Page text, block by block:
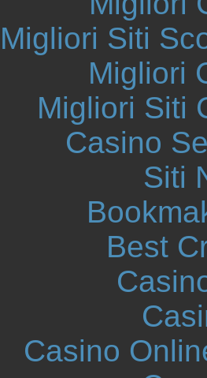
Migliori Siti
Migliori
Migliori Siti
Casino
Siti
Best
Casino